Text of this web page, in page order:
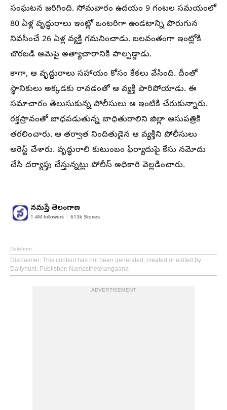
సంఘటన జరిగింది. సోమవారం ఉదయం 9 గంటల సమయంలో
80 ఏళ్ల వృద్ధురాలు ఇంట్లో ఒంటరిగా ఉండటాన్ని పొరుగున
నివసించే 26 ఏళ్ల వ్యక్తి గమనించాడు. బలవంతంగా ఇంట్లోకి
చొరబడి ఆమెపై అత్యాచారానికి పాల్పడ్డాడు.
కాగా, ఆ వృద్ధురాలు సహాయం కోసం కేకలు వేసింది. దీంతో
స్థానికులు అక్కడకు రావడంతో ఆ వ్యక్తి పారిపోయాడు. ఈ
సమాచారం తెలుసుకున్న పోలీసులు ఆ ఇంటికి చేరుకున్నారు.
రక్తస్రావంతో బాధపడుతున్న బాధితురాలిని జిల్లా ఆసుపత్రికి
తరలించారు. ఆ తర్వాత నిందితుడైన ఆ వ్యక్తిని పోలీసులు
అరెస్ట్‌ చేశారు. వృద్ధురాలి కుటుంబం ఫిర్యాదుపై కేసు నమోదు
చేసి దర్యాప్తు చేస్తున్నట్లు పోలీస్‌ అధికారి వెల్లడించారు.
నమస్తే తెలంగాణ
1.4M followers 613k Stories
Dailyhunt
Disclaimer: This content has not been generated, created or edited by
Dailyhunt. Publisher: Namasthetelangaana
ADVERTISEMENT